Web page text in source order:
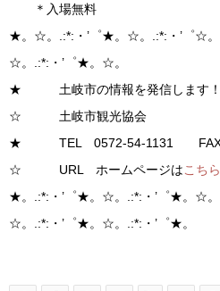
＊入場無料
★。☆。.:*:・’゜★。☆。.:*:・’゜☆。
☆。.:*:・’゜★。☆。
★ 土岐市の情報を発信します！
☆ 土岐市観光協会
★ TEL 0572-54-1131 FAX
☆ URL ホームページはこちら
★。.:*:・’゜★。☆。.:*:・’゜★。☆。
☆。.:*:・’゜★。☆。.:*:・’゜★。